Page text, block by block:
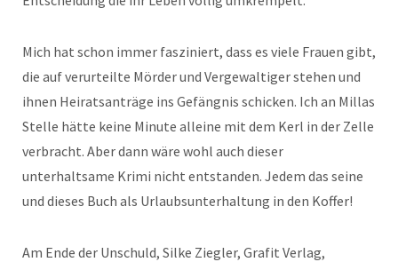
Mich hat schon immer fasziniert, dass es viele Frauen gibt,
die auf verurteilte Mörder und Vergewaltiger stehen und
ihnen Heiratsanträge ins Gefängnis schicken. Ich an Millas
Stelle hätte keine Minute alleine mit dem Kerl in der Zelle
verbracht. Aber dann wäre wohl auch dieser
unterhaltsame Krimi nicht entstanden. Jedem das seine
und dieses Buch als Urlaubsunterhaltung in den Koffer!
Am Ende der Unschuld, Silke Ziegler, Grafit Verlag,